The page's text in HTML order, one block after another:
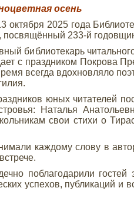
осень
2025 года
посвящённый 233-й
библиотекарь
с праздником Покрова
всегда вдохновляло
юных читателей
Наталья
свои стихи о
каждому слову в
гостей за
успехов, публикаций и